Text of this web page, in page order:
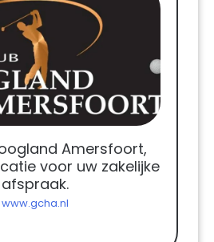
Amersfoort,
voor uw zakelijke
afspraak.
www.gcha.nl